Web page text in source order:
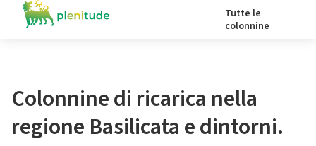
Tutte le
colonnine
Colonnine di ricarica nella
regione Basilicata e dintorni.